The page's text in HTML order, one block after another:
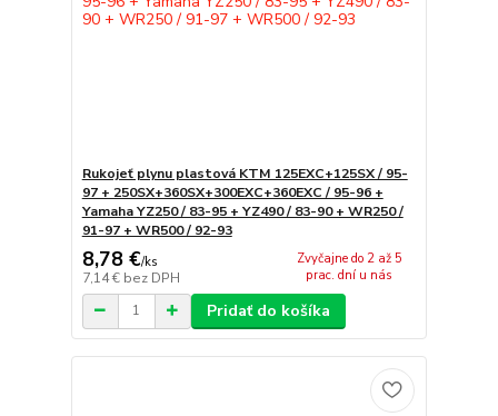
Rukojeť plynu plastová KTM 125EXC+125SX / 95-
97 + 250SX+360SX+300EXC+360EXC / 95-96 +
Yamaha YZ250 / 83-95 + YZ490 / 83-90 + WR250 /
91-97 + WR500 / 92-93
8,78 €/ks
7,14 € bez DPH
Zvyčajne do 2 až 5
prac. dní u nás
Pridať do košíka